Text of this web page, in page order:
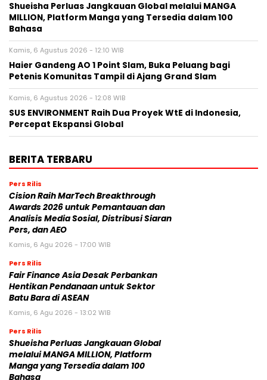
Shueisha Perluas Jangkauan Global melalui MANGA
MILLION, Platform Manga yang Tersedia dalam 100
Bahasa
Kamis, 6 Agustus 2026 - 12:10 WIB
Haier Gandeng AO 1 Point Slam, Buka Peluang bagi
Petenis Komunitas Tampil di Ajang Grand Slam
Kamis, 6 Agustus 2026 - 12:08 WIB
SUS ENVIRONMENT Raih Dua Proyek WtE di Indonesia,
Percepat Ekspansi Global
BERITA TERBARU
Pers Rilis
Cision Raih MarTech Breakthrough
Awards 2026 untuk Pemantauan dan
Analisis Media Sosial, Distribusi Siaran
Pers, dan AEO
Kamis, 6 Agu 2026 - 17:00 WIB
Pers Rilis
Fair Finance Asia Desak Perbankan
Hentikan Pendanaan untuk Sektor
Batu Bara di ASEAN
Kamis, 6 Agu 2026 - 13:02 WIB
Pers Rilis
Shueisha Perluas Jangkauan Global
melalui MANGA MILLION, Platform
Manga yang Tersedia dalam 100
Bahasa